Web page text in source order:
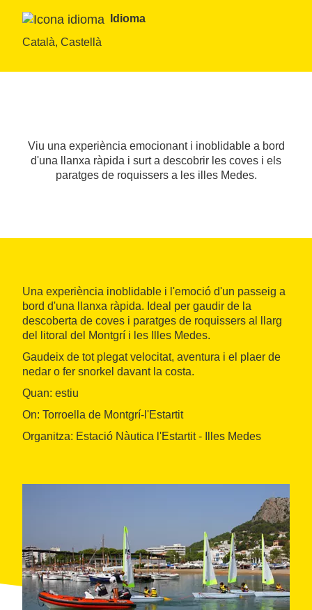
Idioma
Català, Castellà
Viu una experiència emocionant i inoblidable a bord
d'una llanxa ràpida i surt a descobrir les coves i els
paratges de roquissers a les illes Medes.
Una experiència inoblidable i l'emoció d'un passeig a
bord d'una llanxa ràpida. Ideal per gaudir de la
descoberta de coves i paratges de roquissers al llarg
del litoral del Montgrí i les Illes Medes.
Gaudeix de tot plegat velocitat, aventura i el plaer de
nedar o fer snorkel davant la costa.
Quan: estiu
On: Torroella de Montgrí-l'Estartit
Organitza: Estació Nàutica l'Estartit - Illes Medes